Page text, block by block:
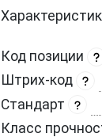
Код позиции
Штрих-код
Стандарт
Класс